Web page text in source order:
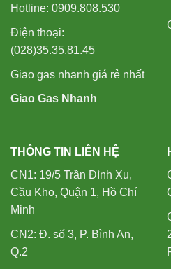
Hotline: 0909.808.530
Điện thoại:
(028)35.35.81.45
Giao gas nhanh giá rẻ nhất
Giao Gas Nhanh
THÔNG TIN LIÊN HỆ
CN1: 19/5 Trần Đình Xu,
Cầu Kho, Quận 1, Hồ Chí
Minh
CN2: Đ. số 3, P. Bình An,
Q.2